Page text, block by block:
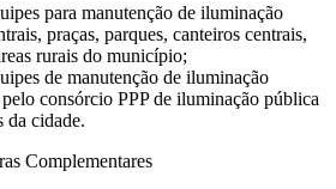
para manutenção de iluminação
praças, parques, canteiros centrais,
rurais do município;
de manutenção de iluminação
consórcio PPP de iluminação pública
da cidade.
Complementares